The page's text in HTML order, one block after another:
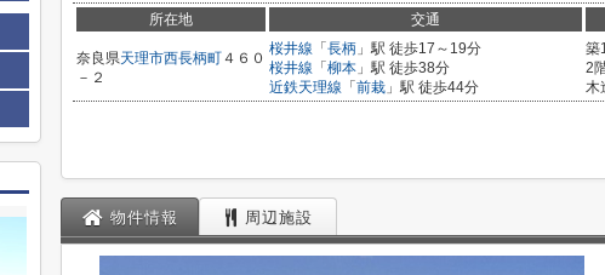
所在地 交通
奈良県天理市西長柄町４６０
－２
桜井線 「 長柄 」駅 徒歩17～19分
桜井線 「 柳本 」駅 徒歩38分
近鉄天理線 「 前栽 」駅 徒歩44分
築
2
木
物件情報 周辺施設